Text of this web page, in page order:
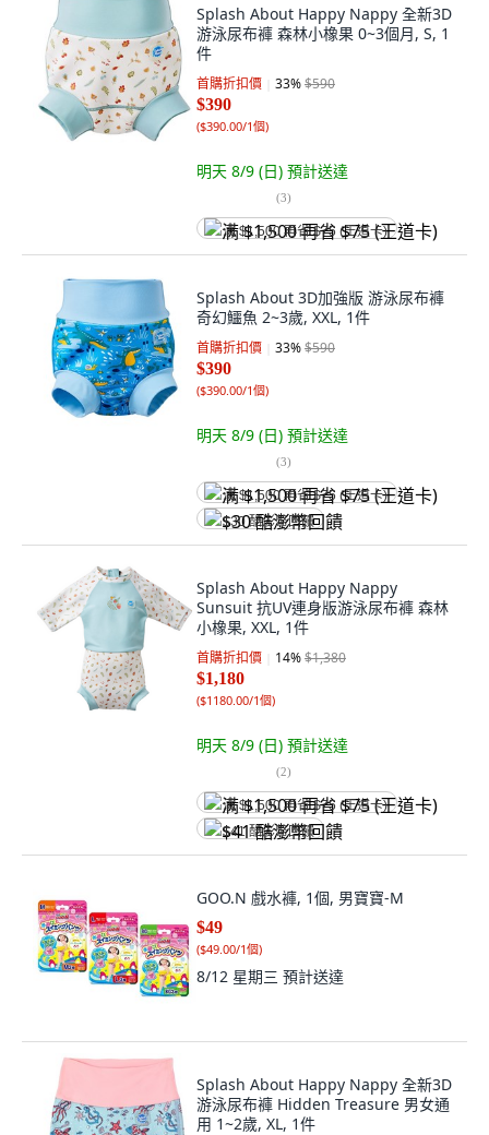
Splash About Happy Nappy 全新3D
游泳尿布褲 森林小橡果 0~3個月, S, 1
件
首購折扣價 33%$590
$390
($390.00/1個)
明天 8/9 (日) 預計送達
(3)
满 $1,500 再省 $75 (王道卡)
Splash About 3D加強版 游泳尿布褲
奇幻鱷魚 2~3歲, XXL, 1件
首購折扣價 33%$590
$390
($390.00/1個)
明天 8/9 (日) 預計送達
(3)
满 $1,500 再省 $75 (王道卡)
$30 酷澎幣回饋
Splash About Happy Nappy
Sunsuit 抗UV連身版游泳尿布褲 森林
小橡果, XXL, 1件
首購折扣價 14%$1,380
$1,180
($1180.00/1個)
明天 8/9 (日) 預計送達
(2)
满 $1,500 再省 $75 (王道卡)
$41 酷澎幣回饋
GOO.N 戲水褲, 1個, 男寶寶-M
$49
($49.00/1個)
8/12 星期三 預計送達
Splash About Happy Nappy 全新3D
游泳尿布褲 Hidden Treasure 男女通
用 1~2歲, XL, 1件